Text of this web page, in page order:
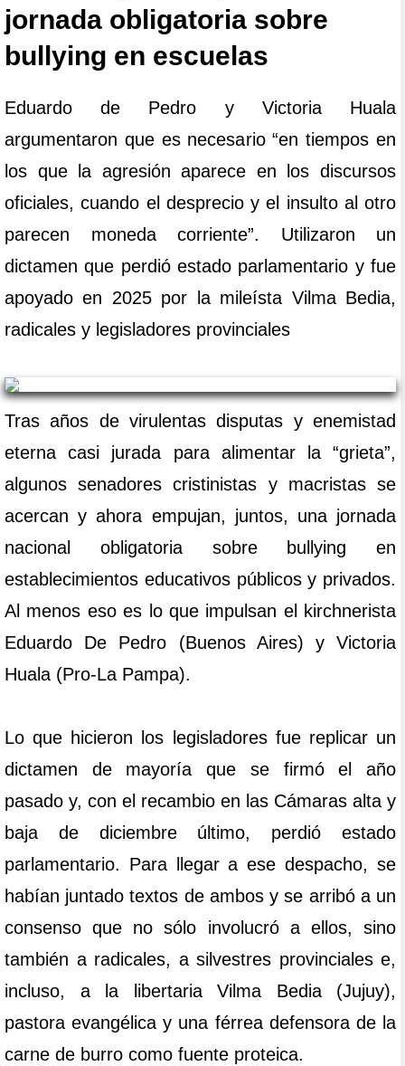
jornada obligatoria sobre
bullying en escuelas
Eduardo de Pedro y Victoria Huala
argumentaron que es necesario “en tiempos en
los que la agresión aparece en los discursos
oficiales, cuando el desprecio y el insulto al otro
parecen moneda corriente”. Utilizaron un
dictamen que perdió estado parlamentario y fue
apoyado en 2025 por la mileísta Vilma Bedia,
radicales y legisladores provinciales
Tras años de virulentas disputas y enemistad
eterna casi jurada para alimentar la “grieta”,
algunos senadores cristinistas y macristas se
acercan y ahora empujan, juntos, una jornada
nacional obligatoria sobre bullying en
establecimientos educativos públicos y privados.
Al menos eso es lo que impulsan el kirchnerista
Eduardo De Pedro (Buenos Aires) y Victoria
Huala (Pro-La Pampa).
Lo que hicieron los legisladores fue replicar un
dictamen de mayoría que se firmó el año
pasado y, con el recambio en las Cámaras alta y
baja de diciembre último, perdió estado
parlamentario. Para llegar a ese despacho, se
habían juntado textos de ambos y se arribó a un
consenso que no sólo involucró a ellos, sino
también a radicales, a silvestres provinciales e,
incluso, a la libertaria Vilma Bedia (Jujuy),
pastora evangélica y una férrea defensora de la
carne de burro como fuente proteica.